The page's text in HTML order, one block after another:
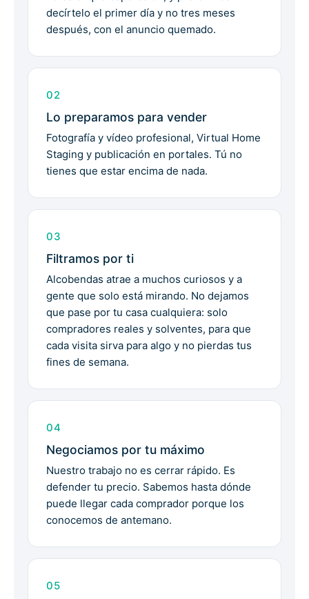
decírtelo el primer día y no tres meses
después, con el anuncio quemado.
02
Lo preparamos para vender
Fotografía y vídeo profesional, Virtual Home
Staging y publicación en portales. Tú no
tienes que estar encima de nada.
03
Filtramos por ti
Alcobendas atrae a muchos curiosos y a
gente que solo está mirando. No dejamos
que pase por tu casa cualquiera: solo
compradores reales y solventes, para que
cada visita sirva para algo y no pierdas tus
fines de semana.
04
Negociamos por tu máximo
Nuestro trabajo no es cerrar rápido. Es
defender tu precio. Sabemos hasta dónde
puede llegar cada comprador porque los
conocemos de antemano.
05